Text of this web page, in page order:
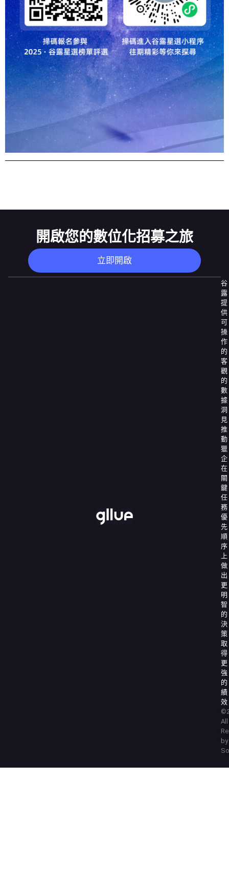
立即開啟
開啟您的數位化招募之旅
谷
露
提
供
可
操
作
的
客
觀
的
數
據
洞
推
動
獵
企
在
關
鍵
任
務
優
先
順
序
上
做
出
更
明
智
的
決
策
取
得
更
強
的
績
效